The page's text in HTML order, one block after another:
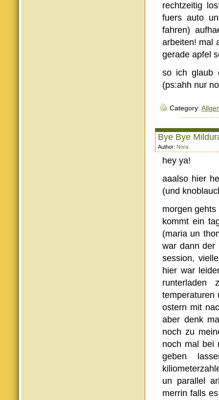
rechtzeitig
fuers auto
fahren)
arbeiten! mal
gerade apfel
so ich glaub
(ps:ahh nur
Category:
Bye Bye
Author: Nora
hey ya!
aaalso hier
(und
morgen
kommt ein
(maria un
war dann der
session,
hier war
temperaturen
ostern mit
aber denk
noch zu
noch mal bei
geben
un parallel
merrin falls